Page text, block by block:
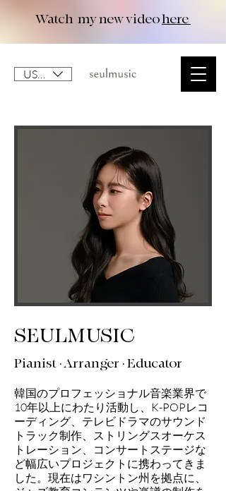
USD ($)
Watch my new videohere
SEULMUSIC
Pianist · Arranger · Educator
韓国のプロフェッショナル音楽業界で
10年以上にわたり活動し、K-POPレコ
ーディング、テレビドラマのサウンド
トラック制作、ストリングスオーケス
トレーション、コンサートステージな
ど幅広いプロジェクトに携わってきま
した。現在はワシントン州を拠点に、